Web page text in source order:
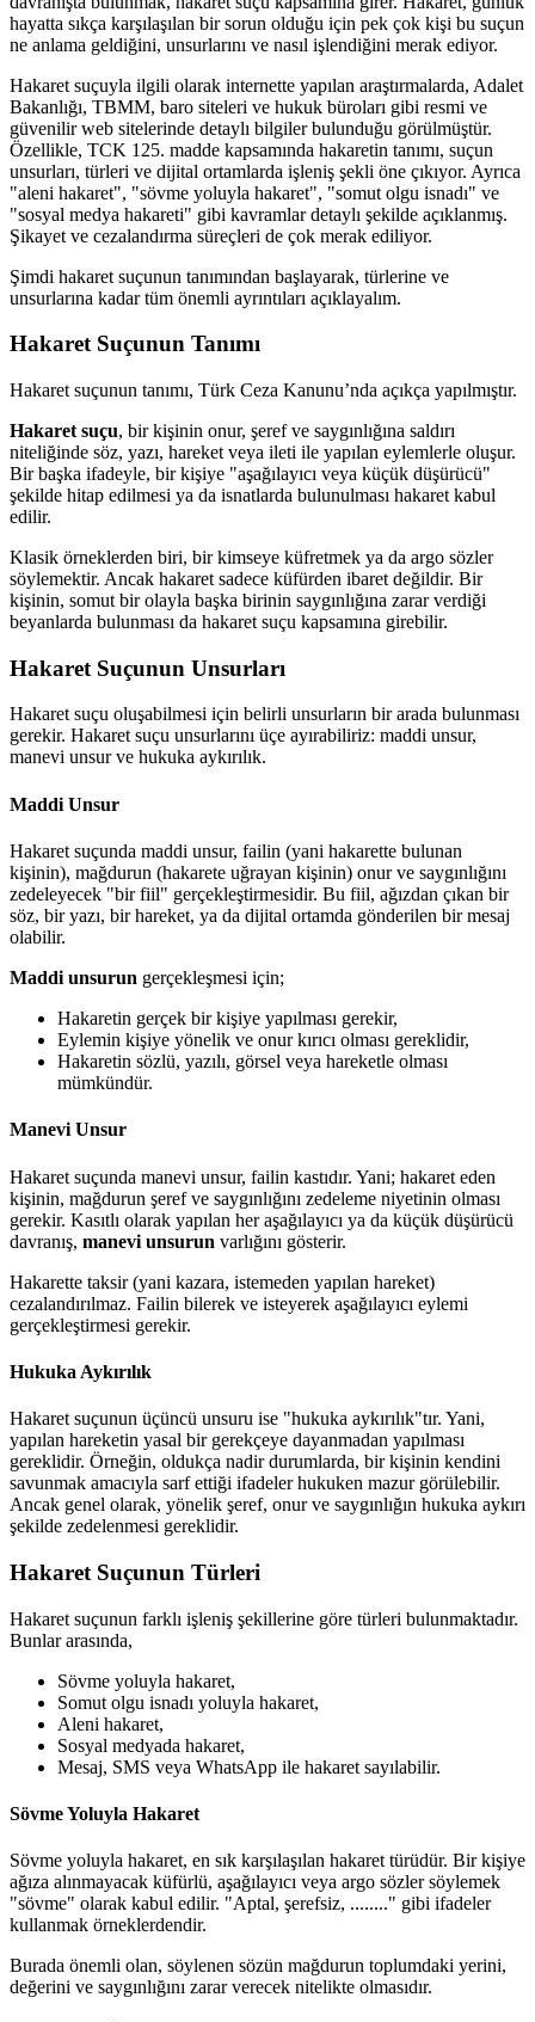
hayatta sıkça karşılaşılan bir sorun olduğu için pek çok kişi bu suçun
ne anlama geldiğini, unsurlarını ve nasıl işlendiğini merak ediyor.
Hakaret suçuyla ilgili olarak internette yapılan araştırmalarda, Adalet
Bakanlığı, TBMM, baro siteleri ve hukuk büroları gibi resmi ve
güvenilir web sitelerinde detaylı bilgiler bulunduğu görülmüştür.
Özellikle, TCK 125. madde kapsamında hakaretin tanımı, suçun
unsurları, türleri ve dijital ortamlarda işleniş şekli öne çıkıyor. Ayrıca
"aleni hakaret", "sövme yoluyla hakaret", "somut olgu isnadı" ve
"sosyal medya hakareti" gibi kavramlar detaylı şekilde açıklanmış.
Şikayet ve cezalandırma süreçleri de çok merak ediliyor.
Şimdi hakaret suçunun tanımından başlayarak, türlerine ve
unsurlarına kadar tüm önemli ayrıntıları açıklayalım.
Hakaret Suçunun Tanımı
Hakaret suçunun tanımı, Türk Ceza Kanunu’nda açıkça yapılmıştır.
Hakaret suçu, bir kişinin onur, şeref ve saygınlığına saldırı
niteliğinde söz, yazı, hareket veya ileti ile yapılan eylemlerle oluşur.
Bir başka ifadeyle, bir kişiye "aşağılayıcı veya küçük düşürücü"
şekilde hitap edilmesi ya da isnatlarda bulunulması hakaret kabul
edilir.
Klasik örneklerden biri, bir kimseye küfretmek ya da argo sözler
söylemektir. Ancak hakaret sadece küfürden ibaret değildir. Bir
kişinin, somut bir olayla başka birinin saygınlığına zarar verdiği
beyanlarda bulunması da hakaret suçu kapsamına girebilir.
Hakaret Suçunun Unsurları
Hakaret suçu oluşabilmesi için belirli unsurların bir arada bulunması
gerekir. Hakaret suçu unsurlarını üçe ayırabiliriz: maddi unsur,
manevi unsur ve hukuka aykırılık.
Maddi Unsur
Hakaret suçunda maddi unsur, failin (yani hakarette bulunan
kişinin), mağdurun (hakarete uğrayan kişinin) onur ve saygınlığını
zedeleyecek "bir fiil" gerçekleştirmesidir. Bu fiil, ağızdan çıkan bir
söz, bir yazı, bir hareket, ya da dijital ortamda gönderilen bir mesaj
olabilir.
Maddi unsurun gerçekleşmesi için;
Hakaretin gerçek bir kişiye yapılması gerekir,
Eylemin kişiye yönelik ve onur kırıcı olması gereklidir,
Hakaretin sözlü, yazılı, görsel veya hareketle olması
mümkündür.
Manevi Unsur
Hakaret suçunda manevi unsur, failin kastıdır. Yani; hakaret eden
kişinin, mağdurun şeref ve saygınlığını zedeleme niyetinin olması
gerekir. Kasıtlı olarak yapılan her aşağılayıcı ya da küçük düşürücü
davranış, manevi unsurun varlığını gösterir.
Hakarette taksir (yani kazara, istemeden yapılan hareket)
cezalandırılmaz. Failin bilerek ve isteyerek aşağılayıcı eylemi
gerçekleştirmesi gerekir.
Hukuka Aykırılık
Hakaret suçunun üçüncü unsuru ise "hukuka aykırılık"tır. Yani,
yapılan hareketin yasal bir gerekçeye dayanmadan yapılması
gereklidir. Örneğin, oldukça nadir durumlarda, bir kişinin kendini
savunmak amacıyla sarf ettiği ifadeler hukuken mazur görülebilir.
Ancak genel olarak, yönelik şeref, onur ve saygınlığın hukuka aykırı
şekilde zedelenmesi gereklidir.
Hakaret Suçunun Türleri
Hakaret suçunun farklı işleniş şekillerine göre türleri bulunmaktadır.
Bunlar arasında,
Sövme yoluyla hakaret,
Somut olgu isnadı yoluyla hakaret,
Aleni hakaret,
Sosyal medyada hakaret,
Mesaj, SMS veya WhatsApp ile hakaret sayılabilir.
Sövme Yoluyla Hakaret
Sövme yoluyla hakaret, en sık karşılaşılan hakaret türüdür. Bir kişiye
ağıza alınmayacak küfürlü, aşağılayıcı veya argo sözler söylemek
"sövme" olarak kabul edilir. "Aptal, şerefsiz, ........" gibi ifadeler
kullanmak örneklerdendir.
Burada önemli olan, söylenen sözün mağdurun toplumdaki yerini,
değerini ve saygınlığını zarar verecek nitelikte olmasıdır.